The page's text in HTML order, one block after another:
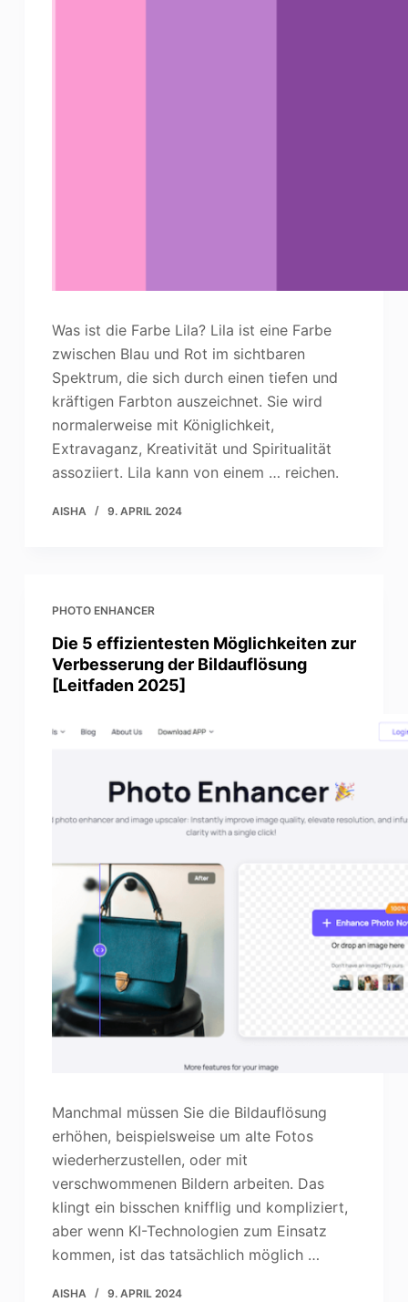
Was ist die Farbe Lila? Lila ist eine Farbe
zwischen Blau und Rot im sichtbaren
Spektrum, die sich durch einen tiefen und
kräftigen Farbton auszeichnet. Sie wird
normalerweise mit Königlichkeit,
Extravaganz, Kreativität und Spiritualität
assoziiert. Lila kann von einem … reichen.
AISHA 9. APRIL 2024
PHOTO ENHANCER
Die 5 effizientesten Möglichkeiten zur
Verbesserung der Bildauflösung
[Leitfaden 2025]
Manchmal müssen Sie die Bildauflösung
erhöhen, beispielsweise um alte Fotos
wiederherzustellen, oder mit
verschwommenen Bildern arbeiten. Das
klingt ein bisschen knifflig und kompliziert,
aber wenn KI-Technologien zum Einsatz
kommen, ist das tatsächlich möglich …
AISHA 9. APRIL 2024